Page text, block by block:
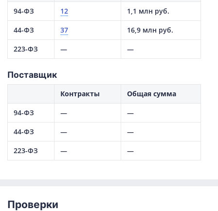
94-ФЗ 12 1,1 млн руб.
44-ФЗ 37 16,9 млн руб.
223-ФЗ — —
Поставщик
Контракты Общая сумма
94-ФЗ — —
44-ФЗ — —
223-ФЗ — —
Проверки